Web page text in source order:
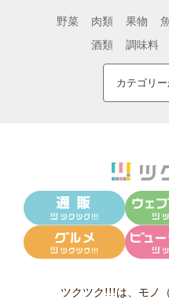
野菜 肉類 果物
酒類
調味料
カテゴリ
ツクツク!!!は、 モノ